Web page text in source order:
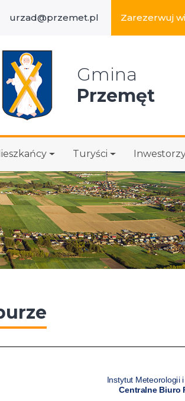
urzad@przemet.pl Zarezerwuj
Gmina
Przemęt
Turyści
Wyszukaj w serwisie